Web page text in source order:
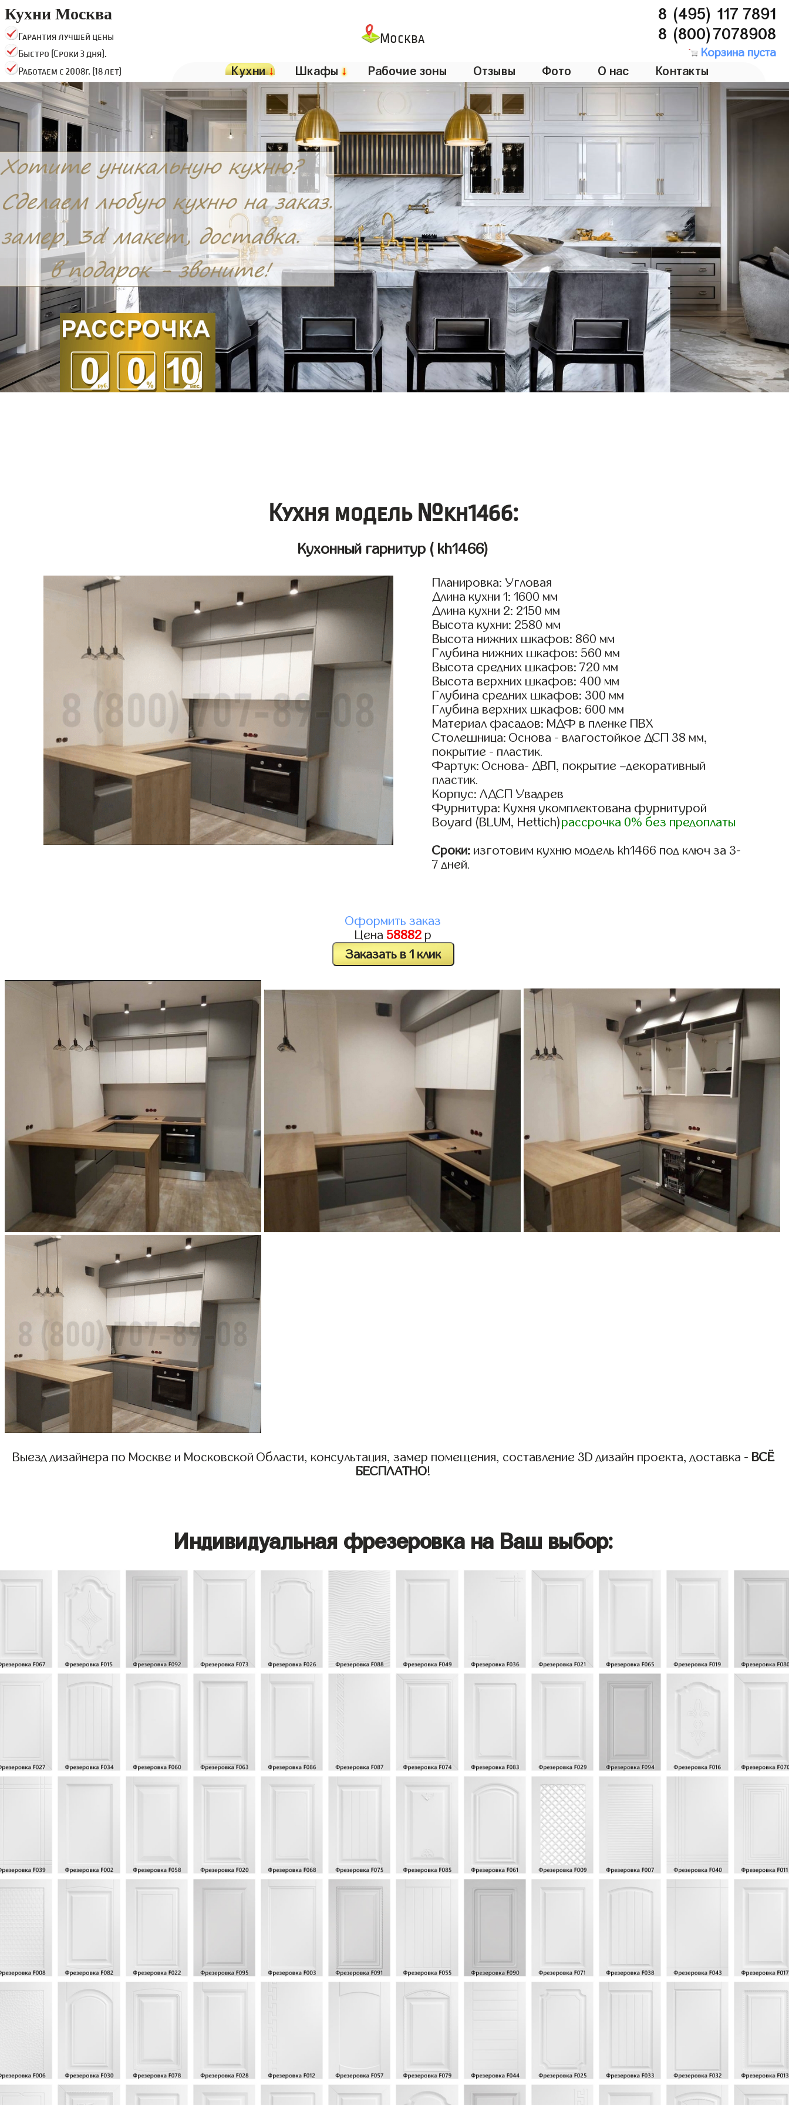
Кухни Москва
Гарантия лучшей цены
Быстро (Сроки 3 дня).
Работаем с 2008г. (18 лет)
Москва
8 (495) 117 7891
8 (800)7078908
Корзина пуста
Кухни↓ Шкафы↓ Рабочие зоны Отзывы Фото О нас Контакты
Кухня модель №kh1466:
Кухонный гарнитур ( kh1466)
Планировка: Угловая
Длина кухни 1: 1600 мм
Длина кухни 2: 2150 мм
Высота кухни: 2580 мм
Высота нижних шкафов: 860 мм
Глубина нижних шкафов: 560 мм
Высота средних шкафов: 720 мм
Высота верхних шкафов: 400 мм
Глубина средних шкафов: 300 мм
Глубина верхних шкафов: 600 мм
Материал фасадов: МДФ в пленке ПВХ
Столешница: Основа - влагостойкое ДСП 38 мм,
покрытие - пластик.
Фартук: Основа- ДВП, покрытие –декоративный
пластик.
Корпус: ЛДСП Увадрев
Фурнитура: Кухня укомплектована фурнитурой
Boyard (BLUM, Hettich)рассрочка 0% без предоплаты
Сроки: изготовим кухню модель kh1466 под ключ за 3-
7 дней.
Оформить заказ
Цена 58882 р
Заказать в 1 клик
Выезд дизайнера по Москве и Московской Области, консультация, замер помещения, составление 3D дизайн проекта, доставка - ВСЁ
БЕСПЛАТНО!
Индивидуальная фрезеровка на Ваш выбор: